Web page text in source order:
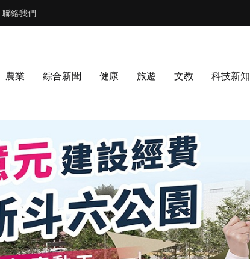
聯絡我們
農業 綜合新聞 健康 旅遊 文教 科技新知